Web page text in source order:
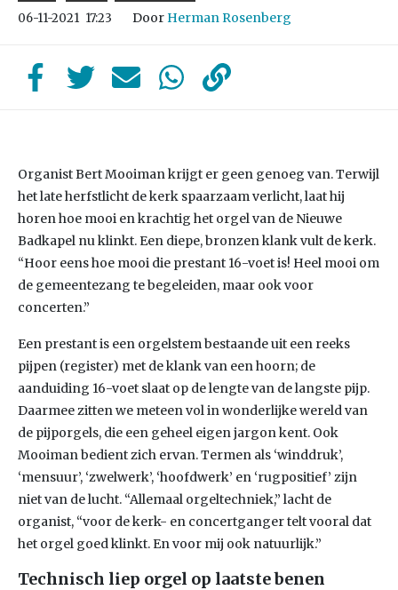
06-11-2021 17:23 Door Herman Rosenberg
Organist Bert Mooiman krijgt er geen genoeg van. Terwijl
het late herfstlicht de kerk spaarzaam verlicht, laat hij
horen hoe mooi en krachtig het orgel van de Nieuwe
Badkapel nu klinkt. Een diepe, bronzen klank vult de kerk.
“Hoor eens hoe mooi die prestant 16-voet is! Heel mooi om
de gemeentezang te begeleiden, maar ook voor
concerten.”
Een prestant is een orgelstem bestaande uit een reeks
pijpen (register) met de klank van een hoorn; de
aanduiding 16-voet slaat op de lengte van de langste pijp.
Daarmee zitten we meteen vol in wonderlijke wereld van
de pijporgels, die een geheel eigen jargon kent. Ook
Mooiman bedient zich ervan. Termen als ‘winddruk’,
‘mensuur’, ‘zwelwerk’, ‘hoofdwerk’ en ‘rugpositief’ zijn
niet van de lucht. “Allemaal orgeltechniek,” lacht de
organist, “voor de kerk- en concertganger telt vooral dat
het orgel goed klinkt. En voor mij ook natuurlijk.”
Technisch liep orgel op laatste benen